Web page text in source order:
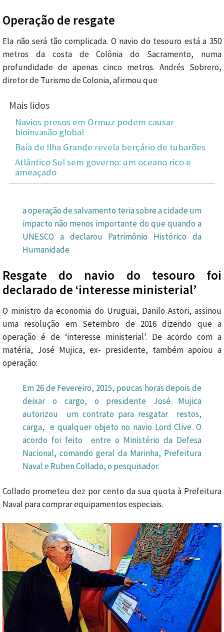
Operação de resgate
Ela não será tão complicada. O navio do tesouro está a 350
metros da costa de Colônia do Sacramento, numa
profundidade de apenas cinco metros. Andrés Sobrero,
diretor de Turismo de Colonia, afirmou que
Mais lidos
Navios presos em Ormuz podem causar
bioinvasão global
Baía de Ilha Grande revela berçário de tubarões
Atlântico Sul sem governo: um oceano rico e
ameaçado
a operação de salvamento teria sobre a cidade um
impacto não menos importante do que quando a
UNESCO a declarou Patrimônio Histórico da
Humanidade
Resgate do navio do tesouro foi
declarado de ‘interesse ministerial’
O ministro da economia do Uruguai, Danilo Astori, assinou
uma resolução em Setembro de 2016 dizendo que a
operação é de ‘interesse ministerial’. De acordo com a
matéria, José Mujica, ex- presidente, também apoiou a
operação:
Em 26 de Fevereiro, 2015, poucas horas depois de
deixar o cargo,
o presidente José Mujica
autorizou um contrato para resgatar restos,
carga, e qualquer objeto no navio Lord Clive. O
acordo foi feito entre o Ministério da Defesa
Nacional, comando geral daMarinha, Prefeitura
Naval e Ruben Collado, o pesquisador.
Collado prometeu dez por cento da sua quota à Prefeitura
Naval para comprarequipamentos especiais.